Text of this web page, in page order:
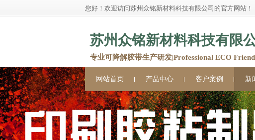
您好！欢迎访问苏州众铭新材料科技有限公司的官方网站！
苏州众铭新材料科技有限
专业可降解胶带生产研发|Professional ECO
网站首页 产品中心 客户案例 新